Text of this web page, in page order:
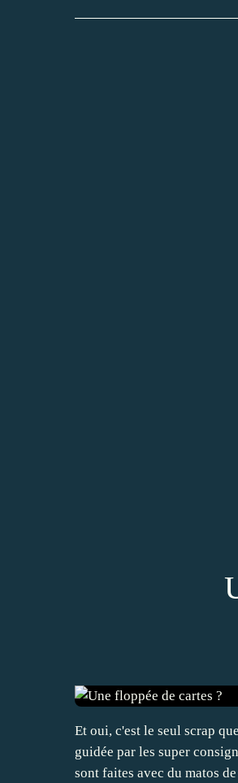
Et oui, c'est le seul scrap
guidée par les super
sont faites avec du matos